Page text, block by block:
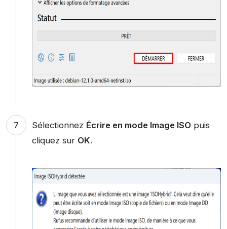
Sélectionnez Écrire en mode Image ISO puis
cliquez sur OK.